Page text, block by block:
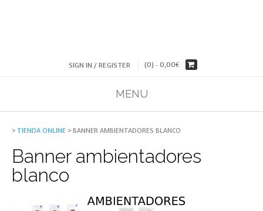
SIGN IN / REGISTER (0) -0,00€
MENU
> TIENDA ONLINE > BANNER AMBIENTADORES BLANCO
Banner ambientadores
blanco